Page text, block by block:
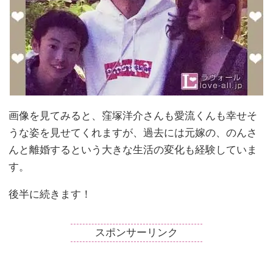
画像を見てみると、窪塚洋介さんも愛流くんも幸せそ
うな姿を見せてくれますが、過去には元嫁の、のんさ
んと離婚するという大きな生活の変化も経験していま
す。
後半に続きます！
スポンサーリンク